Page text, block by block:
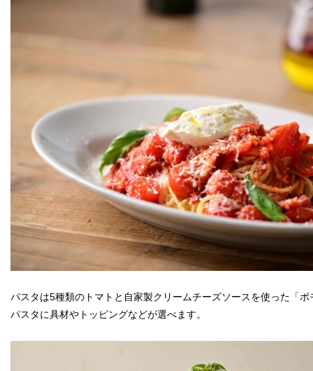
パスタは5種類のトマトと自家製クリームチーズソースを使った「
パスタに具材やトッピングなどが選べます。